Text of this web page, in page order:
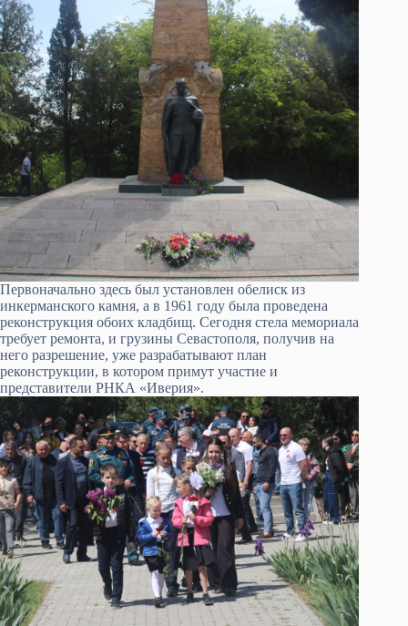
Первоначально здесь был установлен обелиск из
инкерманского камня, а в 1961 году была проведена
реконструкция обоих кладбищ. Сегодня стела мемориала
требует ремонта, и грузины Севастополя, получив на
него разрешение, уже разрабатывают план
реконструкции, в котором примут участие и
представители РНКА «Иверия».